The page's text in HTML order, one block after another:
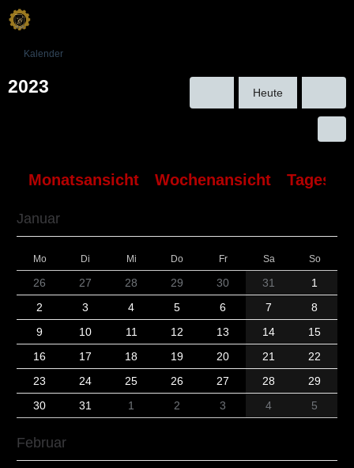
Kalender
2023 Heute
Monatsansicht Wochenansicht
Januar
Mo Di Mi Do Fr Sa So
26 27 28 29 30 31
1
2
3 4 5 6 7
8
9
10 11 12 13 14
15
16
17 18 19 20 21
22
23
24 25 26 27 28
29
30
31 1 2 3 4 5
Februar